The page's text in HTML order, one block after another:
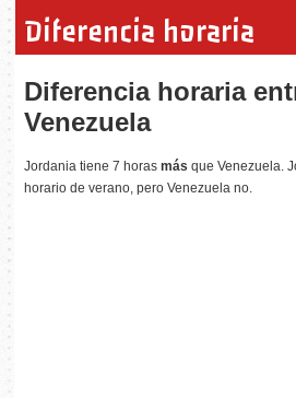
Diferencia horaria
Diferencia horaria
Venezuela
Jordania tiene 7 horasmás que Venezuela.
horario de verano, pero Venezuela no.